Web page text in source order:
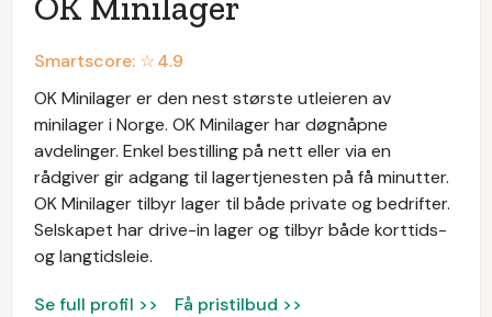
Smartscore: ☆4.9
OK Minilager er den nest største utleieren av
minilager i Norge. OK Minilager har døgnåpne
avdelinger. Enkel bestilling på nett eller via en
rådgiver gir adgang til lagertjenesten på få minutter.
OK Minilager tilbyr lager til både private og bedrifter.
Selskapet har drive-in lager og tilbyr både korttids-
og langtidsleie.
Se full profil >> Få pristilbud >>